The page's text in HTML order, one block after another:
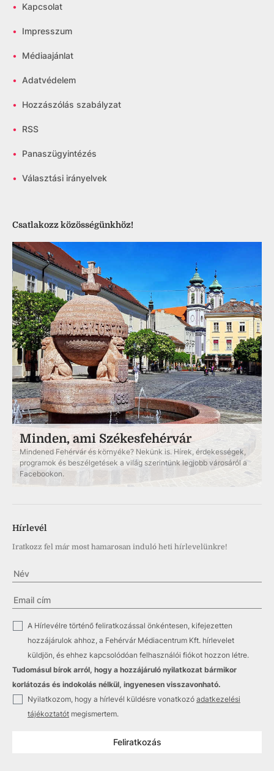
• Kapcsolat
• Impresszum
• Médiaajánlat
• Adatvédelem
• Hozzászólás szabályzat
• RSS
• Panaszügyintézés
• Választási irányelvek
Csatlakozz közösségünkhöz!
Minden, ami Székesfehérvár
Mindened Fehérvár és környéke? Nekünk is. Hírek, érdekességek,
programok és beszélgetések a világ szerintünk legjobb városáról a
Facebookon.
Hírlevél
Iratkozz fel már most hamarosan induló heti hírlevelünkre!
✓
A Hírlevélre történő feliratkozással önkéntesen, kifejezetten
hozzájárulok ahhoz, a Fehérvár Médiacentrum Kft. hírlevelet
küldjön, és ehhez kapcsolódóan felhasználói fiókot hozzon létre.
Tudomásul bírok arról, hogy a hozzájáruló nyilatkozat bármikor
korlátozás és indokolás nélkül, ingyenesen visszavonható.
✓ Nyilatkozom, hogy a hírlevél küldésre vonatkozó adatkezelési
tájékoztatót megismertem.
Feliratkozás